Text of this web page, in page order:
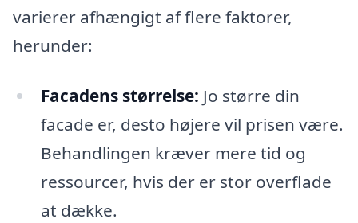
varierer afhængigt af flere faktorer,
herunder:
Facadens størrelse: Jo større din
facade er, desto højere vil prisen være.
Behandlingen kræver mere tid og
ressourcer, hvis der er stor overflade
at dække.